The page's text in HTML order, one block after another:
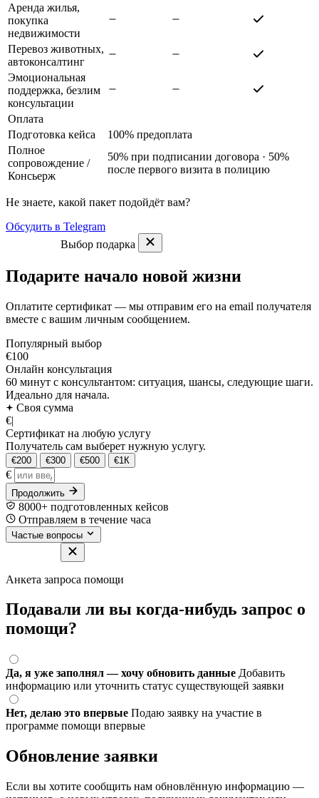
Аренда жилья,
покупка
недвижимости
Перевоз животных,
автоконсалтинг
Эмоциональная
поддержка, безлим
консультации
Оплата
Подготовка кейса
100% предоплата
Полное
сопровождение /
Консьерж
50% при подписании договора · 50%
после первого визита в полицию
Не знаете, какой пакет подойдёт вам?
Обсудить в Telegram
Выбор подарка
Подарите начало новой жизни
Оплатите сертификат — мы отправим его на email получателя
вместе с вашим личным сообщением.
Популярный выбор
€100
Онлайн консультация
60 минут с консультантом: ситуация, шансы, следующие шаги.
Идеально для начала.
Своя сумма
€|
Сертификат на любую услугу
Получатель сам выберет нужную услугу.
€200 €300 €500 €1К
€
Продолжить
8000+ подготовленных кейсов
Отправляем в течение часа
Частые вопросы
Анкета запроса помощи
Подавали ли вы когда-нибудь запрос о
помощи?
Да, я уже заполнял — хочу обновить данные Добавить
информацию или уточнить статус существующей заявки
Нет, делаю это впервые Подаю заявку на участие в
программе помощи впервые
Обновление заявки
Если вы хотите сообщить нам обновлённую информацию —